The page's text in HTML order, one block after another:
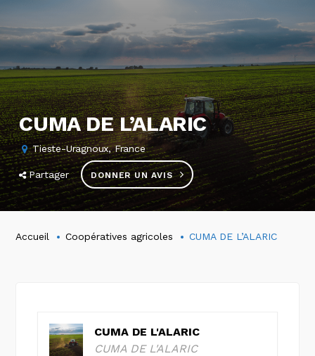
CUMA DE L’ALARIC
Tieste-Uragnoux, France
Partager DONNER UN AVIS
Accueil Coopératives agricoles CUMA DE L’ALARIC
CUMA DE L'ALARIC
CUMA DE L'ALARIC